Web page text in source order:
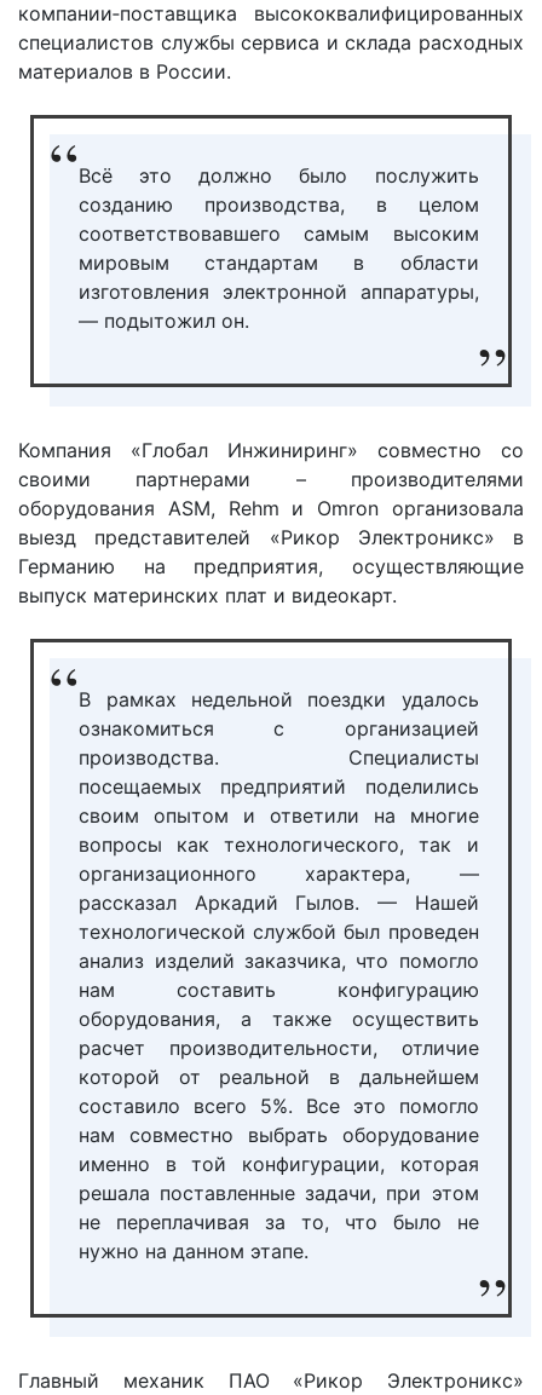
компании‑поставщика высококвалифицированных
специалистов службы сервиса и склада расходных
материалов в России.
Всё это должно было послужить
созданию производства, в целом
соответствовавшего самым высоким
мировым стандартам в области
изготовления электронной аппаратуры,
— подытожил он.
Компания «Глобал Инжиниринг» совместно со
своими партнерами – производителями
оборудования ASM, Rehm и Omron организовала
выезд представителей «Рикор Электроникс» в
Германию на предприятия, осуществляющие
выпуск материнских плат и видеокарт.
В рамках недельной поездки удалось
ознакомиться с организацией
производства. Специалисты
посещаемых предприятий поделились
своим опытом и ответили на многие
вопросы как технологического, так и
организационного характера, —
рассказал Аркадий Гылов. — Нашей
технологической службой был проведен
анализ изделий заказчика, что помогло
нам составить конфигурацию
оборудования, а также осуществить
расчет производительности, отличие
которой от реальной в дальнейшем
составило всего 5%. Все это помогло
нам совместно выбрать оборудование
именно в той конфигурации, которая
решала поставленные задачи, при этом
не переплачивая за то, что было не
нужно на данном этапе.
Главный механик ПАО «Рикор Электроникс»